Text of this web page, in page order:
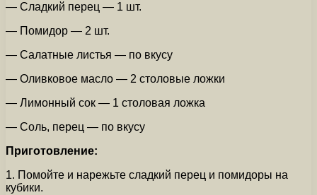
— Сладкий перец — 1 шт.
— Помидор — 2 шт.
— Салатные листья — по вкусу
— Оливковое масло — 2 столовые ложки
— Лимонный сок — 1 столовая ложка
— Соль, перец — по вкусу
Приготовление:
1. Помойте и нарежьте сладкий перец и помидоры на
кубики.